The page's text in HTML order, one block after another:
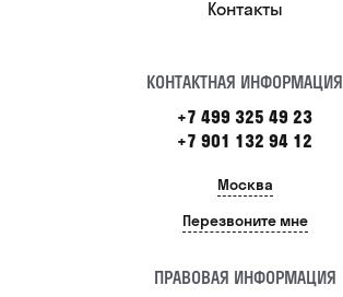
Контакты
КОНТАКТНАЯ ИНФОРМАЦИЯ
+7 499 325 49 23
+7 901 132 94 12
Москва
Перезвоните мне
ПРАВОВАЯ ИНФОРМАЦИЯ